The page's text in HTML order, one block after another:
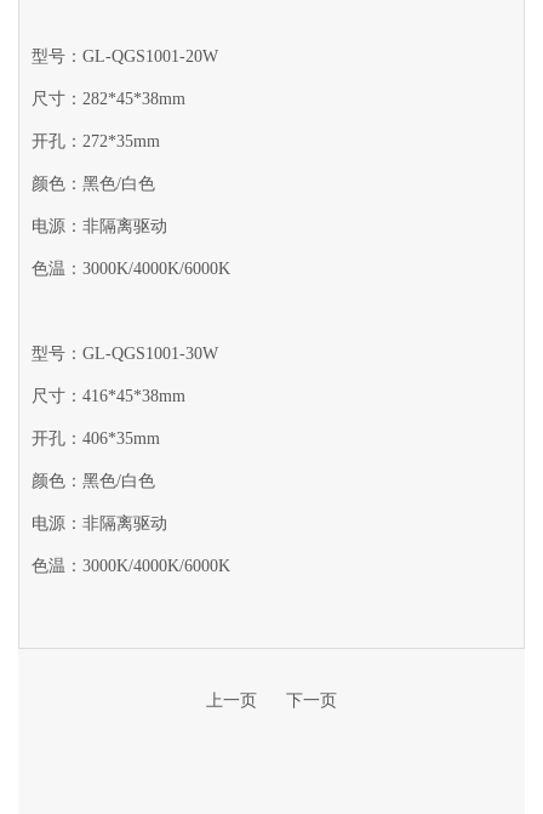
型号：GL-QGS1001-20W
尺寸：282*45*38mm
开孔：272*35mm
颜色：黑色/白色
电源：非隔离驱动
色温：3000K/4000K/6000K
型号：GL-QGS1001-30W
尺寸：416*45*38mm
开孔：406*35mm
颜色：黑色/白色
电源：非隔离驱动
色温：3000K/4000K/6000K
上一页 下一页